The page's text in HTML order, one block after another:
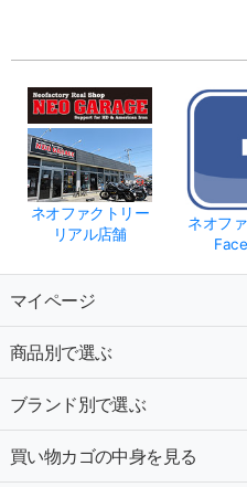
ネオファクトリー
リアル店舗
ネオフ
マイページ
商品別で選ぶ
ブランド別で選ぶ
買い物カゴの中身を見る